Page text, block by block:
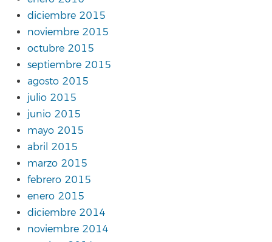
diciembre 2015
noviembre 2015
octubre 2015
septiembre 2015
agosto 2015
julio 2015
junio 2015
mayo 2015
abril 2015
marzo 2015
febrero 2015
enero 2015
diciembre 2014
noviembre 2014